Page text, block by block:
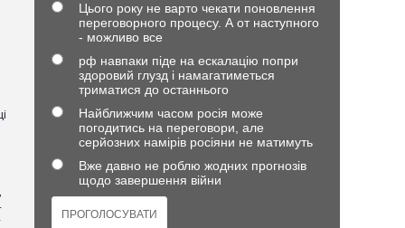
Цього року не варто чекати поновлення
переговорного процесу. А от наступного
- можливо все
рф навпаки піде на ескалацію попри
здоровий глузд і намагатиметься
триматися до останнього
Найближчим часом росія може
погодитись на переговори, але
серйозних намірів росіяни не матимуть
Вже давно не роблю жодних прогнозів
щодо завершення війни